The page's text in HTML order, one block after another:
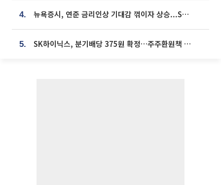
4. 뉴욕증시, 연준 금리인상 기대감 꺾이자 상승...S&P500 사상 최고치 [종합]
5. SK하이닉스, 분기배당 375원 확정…주주환원책 9월로 앞당겨 발표